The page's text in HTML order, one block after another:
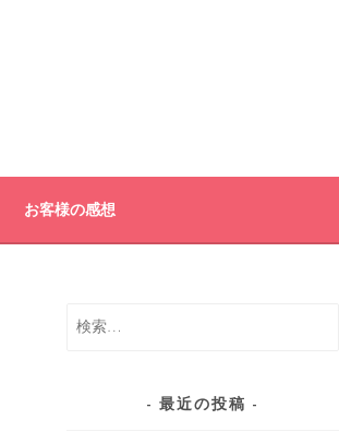
お客様の感想
検
最近の投稿